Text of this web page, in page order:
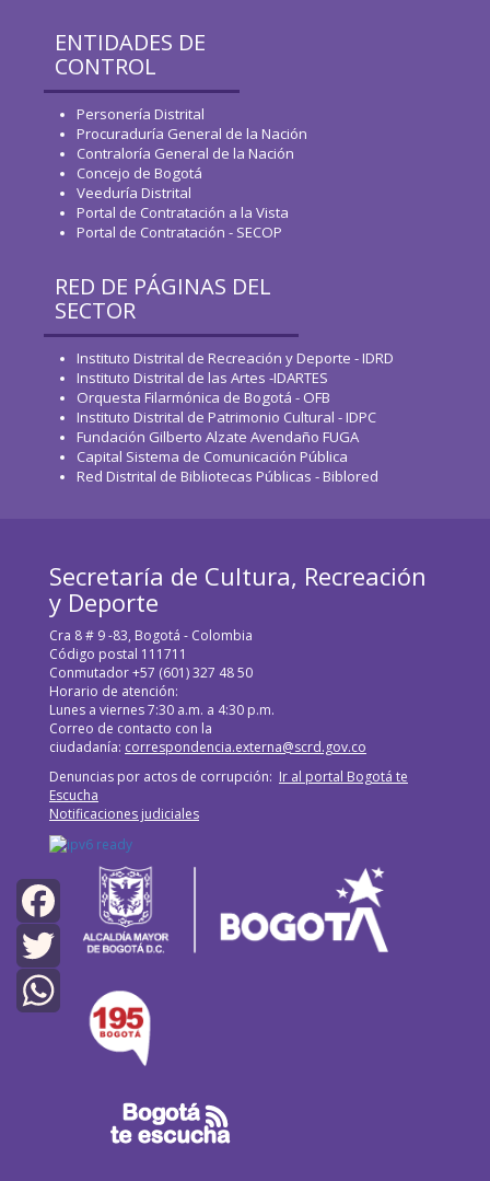
Facebook
Twitter
ENTIDADES DE
CONTROL
Personería Distrital
Procuraduría General de la Nación
Contraloría General de la Nación
Concejo de Bogotá
Veeduría Distrital
Portal de Contratación a la Vista
Portal de Contratación - SECOP
RED DE PÁGINAS DEL
SECTOR
Instituto Distrital de Recreación y Deporte - IDRD
Instituto Distrital de las Artes -IDARTES
Orquesta Filarmónica de Bogotá - OFB
Instituto Distrital de Patrimonio Cultural - IDPC
Fundación Gilberto Alzate Avendaño FUGA
Capital Sistema de Comunicación Pública
Red Distrital de Bibliotecas Públicas - Biblored
Secretaría de Cultura, Recreación
y Deporte
Cra 8 # 9 -83, Bogotá - Colombia
Código postal 111711
Conmutador +57 (601) 327 48 50
Horario de atención:
Lunes a viernes 7:30 a.m. a 4:30 p.m.
Correo de contacto con la
ciudadanía: correspondencia.externa@scrd.gov.co
Denuncias por actos de corrupción: Ir al portal Bogotá te
Escucha
Notificaciones judiciales